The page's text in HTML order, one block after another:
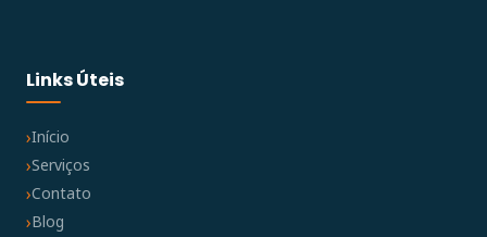
Links Úteis
Início
Serviços
Contato
Blog